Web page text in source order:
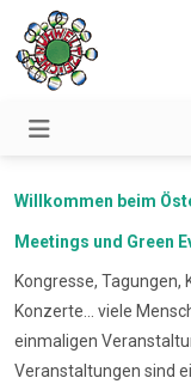
Willkommen beim
Meetings und Green
Kongresse, Tagungen,
Konzerte... viele
einmaligen
Veranstaltungen sind